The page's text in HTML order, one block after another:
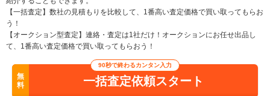
【一括査定】数社の見積もりを比較して、1番高い査定価格で買い取ってもらお
う！
【オークション型査定】連絡・査定は1社だけ！オークションにお任せ出品し
て、1番高い査定価格で買い取ってもらおう！
無
料
90秒で終わるカンタン入力
一括査定依頼スタート